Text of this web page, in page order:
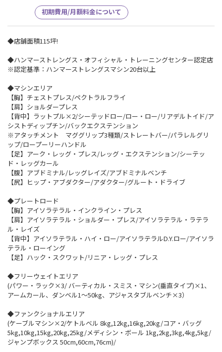
初期費用/月額料金について
◆店舗面積115坪!
◆ハンマーストレングス・オフィシャル・トレーニングセンター認定店
※認定基準：ハンマーストレングスマシン20台以上
◆マシンエリア
【胸】チェストプレス/ペクトラルフライ
【肩】ショルダープレス
【背中】ラットプル×2/シーテッドロー/ロー・ロー/リアデルトイド/ア
シストディップチン/バックエクステンション
※アタッチメント マググリップ3種類/ストレートバー/パラレルグリ
ップ/ロープーリーハンドル
【足】アーク・レッグ・プレス/レッグ・エクステンション/シーテッ
ド・レッグカール
【腹】アブドミナル/レッグレイズ/アブドミナルベンチ
【尻】ヒップ・アブダクター/アダクター/グルート・ドライブ
◆プレートロード
【胸】アイソラテラル・インクライン・プレス
【肩】アイソラテラル・ショルダー・プレス/アイソラテラル・ラテラ
ル・レイズ
【背中】アイソラテラル・ハイ・ロー/アイソラテラルD.Y.ロー/アイソラ
テラル・ローイング
【足】ハック・スクワット/リニア・レッグ・プレス
◆フリーウェイトエリア
(パワー・ラック×3/ バーティカル・スミス・マシン(垂直タイプ)×1、
アームカール、ダンベル1〜50kg、アジャスタブルベンチ×3）
◆ファンクショナルエリア
(ケーブルマシン×2/ケトルベル 8kg,12kg,16kg,20kg/コア・バッグ
5kg,10kg,15kg,20kg,25kg/メディシン・ボール 1kg,2kg,3kg,4kg,5kg/
ジャンプボックス 50cm,60cm,76cm)/